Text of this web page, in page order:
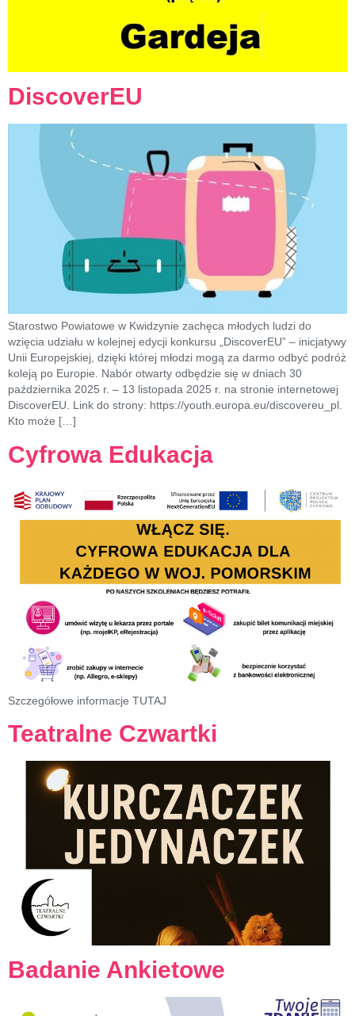
DiscoverEU
Starostwo Powiatowe w Kwidzynie zachęca młodych ludzi do
wzięcia udziału w kolejnej edycji konkursu „DiscoverEU” – inicjatywy
Unii Europejskiej, dzięki której młodzi mogą za darmo odbyć podróż
koleją po Europie. Nabór otwarty odbędzie się w dniach 30
października 2025 r. – 13 listopada 2025 r. na stronie internetowej
DiscoverEU. Link do strony: https://youth.europa.eu/discovereu_pl.
Kto może […]
Cyfrowa Edukacja
Szczegółowe informacje TUTAJ
Teatralne Czwartki
Badanie Ankietowe